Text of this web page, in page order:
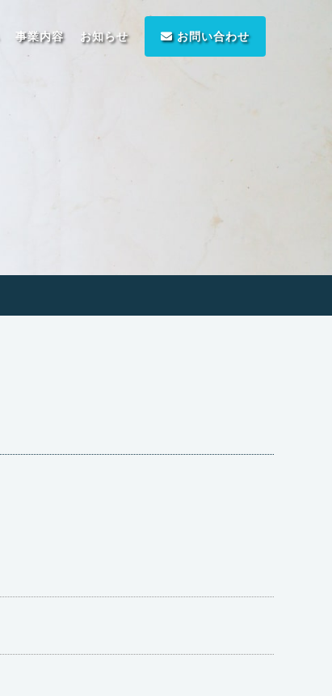
事業内容 お知らせ お問い合わせ